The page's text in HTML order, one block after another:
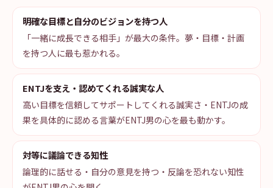
明確な目標と自分のビジョンを持つ人
「一緒に成長できる相手」が最大の条件。夢・目標・計画
を持つ人に最も惹かれる。
ENTJを支え・認めてくれる誠実な人
高い目標を信頼してサポートしてくれる誠実さ・ENTJの成
果を具体的に認める言葉がENTJ男の心を最も動かす。
対等に議論できる知性
論理的に話せる・自分の意見を持つ・反論を恐れない知性